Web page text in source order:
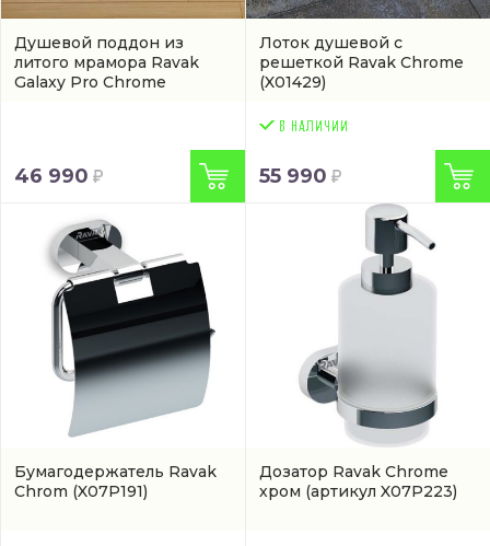
Душевой поддон из
литого мрамора Ravak
Galaxy Pro Chrome
46 990
Лоток душевой с
решеткой Ravak Chrome
(X01429)
55 990
Бумагодержатель Ravak
Chrom (X07P191)
Дозатор Ravak Chrome
хром (артикул X07P223)